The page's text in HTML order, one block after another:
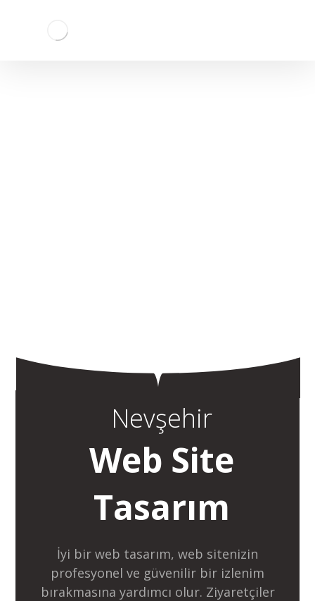
Nevşehir
Web Site
Tasarım
İyi bir web tasarım, web sitenizin
profesyonel ve güvenilir bir izlenim
bırakmasına yardımcı olur. Ziyaretçiler